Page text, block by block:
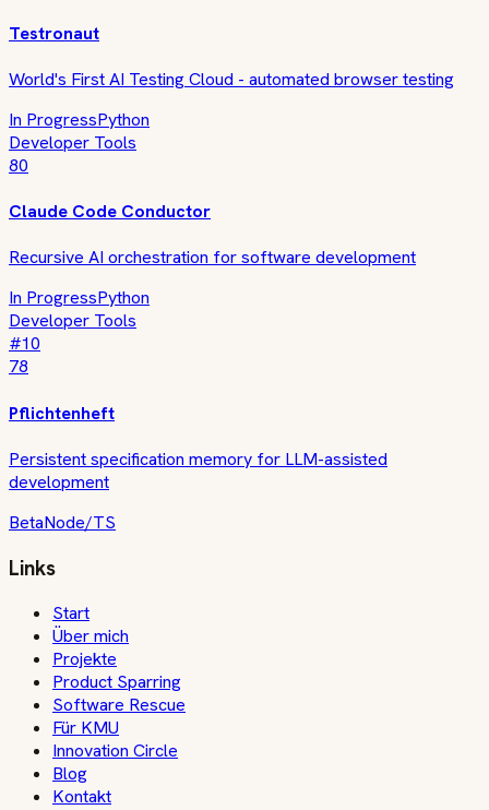
Testronaut
World's First AI Testing Cloud - automated browser testing
In ProgressPython
Developer Tools
80
Claude Code Conductor
Recursive AI orchestration for software development
In ProgressPython
Developer Tools
#10
78
Pflichtenheft
Persistent specification memory for LLM-assisted
development
BetaNode/TS
Links
Start
Über mich
Projekte
Product Sparring
Software Rescue
Für KMU
Innovation Circle
Blog
Kontakt